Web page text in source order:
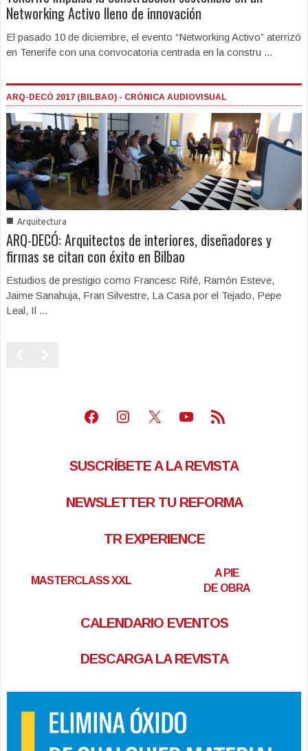
Networking Activo lleno de innovación
El pasado 10 de diciembre, el evento “Networking Activo” aterrizó
en Tenerife con una convocatoria centrada en la constru ...
ARQ-DECÓ 2017 (BILBAO) - CRÓNICA AUDIOVISUAL
■ Arquitectura
ARQ-DECÓ: Arquitectos de interiores, diseñadores y
firmas se citan con éxito en Bilbao
Estudios de prestigio como Francesc Rifé, Ramón Esteve,
Jaime Sanahuja, Fran Silvestre, La Casa por el Tejado, Pepe
Leal, Il ...
Facebook
Instagram
X Youtube
Feed RSS
SUSCRÍBETE A LA REVISTA
NEWSLETTER TU REFORMA
TR EXPERIENCE
MASTERCLASS XXL
A PIE
DE OBRA
CALENDARIO EVENTOS
DESCARGA LA REVISTA